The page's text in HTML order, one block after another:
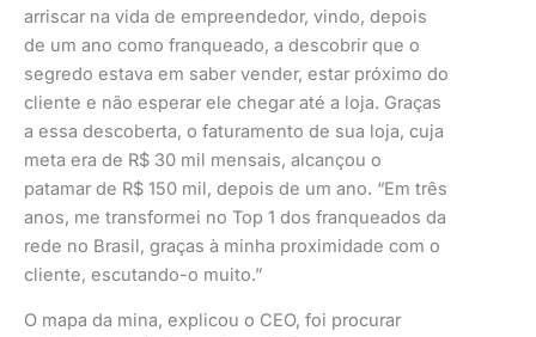
arriscar na vida de empreendedor, vindo, depois
de um ano como franqueado, a descobrir que o
segredo estava em saber vender, estar próximo do
cliente e não esperar ele chegar até a loja. Graças
a essa descoberta, o faturamento de sua loja, cuja
meta era de R$ 30 mil mensais, alcançou o
patamar de R$ 150 mil, depois de um ano. “Em três
anos, me transformei no Top 1 dos franqueados da
rede no Brasil, graças à minha proximidade com o
cliente, escutando-o muito.”
O mapa da mina, explicou o CEO, foi procurar